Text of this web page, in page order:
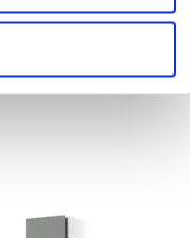
LÆS MERE